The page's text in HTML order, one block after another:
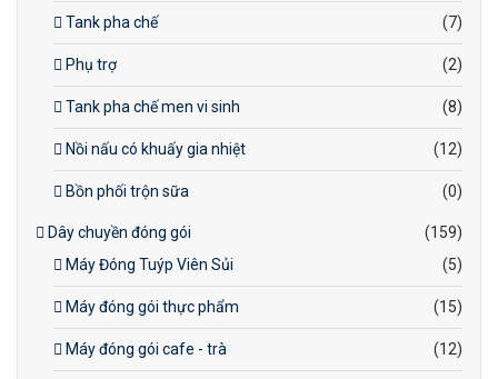
Tank pha chế (7)
Phụ trợ (2)
Tank pha chế men vi sinh (8)
Nồi nấu có khuấy gia nhiệt (12)
Bồn phối trộn sữa (0)
Dây chuyền đóng gói
(159)
Máy Đóng Tuýp Viên Sủi
(5)
Máy đóng gói thực phẩm (15)
Máy đóng gói cafe - trà (12)